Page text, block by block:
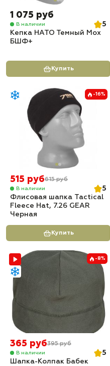
1 075 руб
В наличии
5
Кепка НАТО Темный Мох
БШФ+
Купить
-16%
515 руб615 руб
В наличии
5
Флисовая шапка Tactical
Fleece Hat, 7.26 GEAR
Черная
Купить
-8%
365 руб395 руб
В наличии
5
Шапка-Колпак Бабек